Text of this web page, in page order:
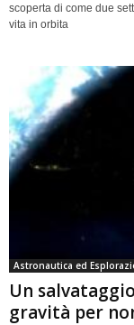
scoperta di come due
vita in orbita
Astronautica ed
Un
gravità per